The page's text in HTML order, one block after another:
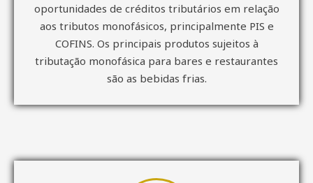
oportunidades de créditos tributários em relação
aos tributos monofásicos, principalmente PIS e
COFINS. Os principais produtos sujeitos à
tributação monofásica para bares e restaurantes
são as bebidas frias.